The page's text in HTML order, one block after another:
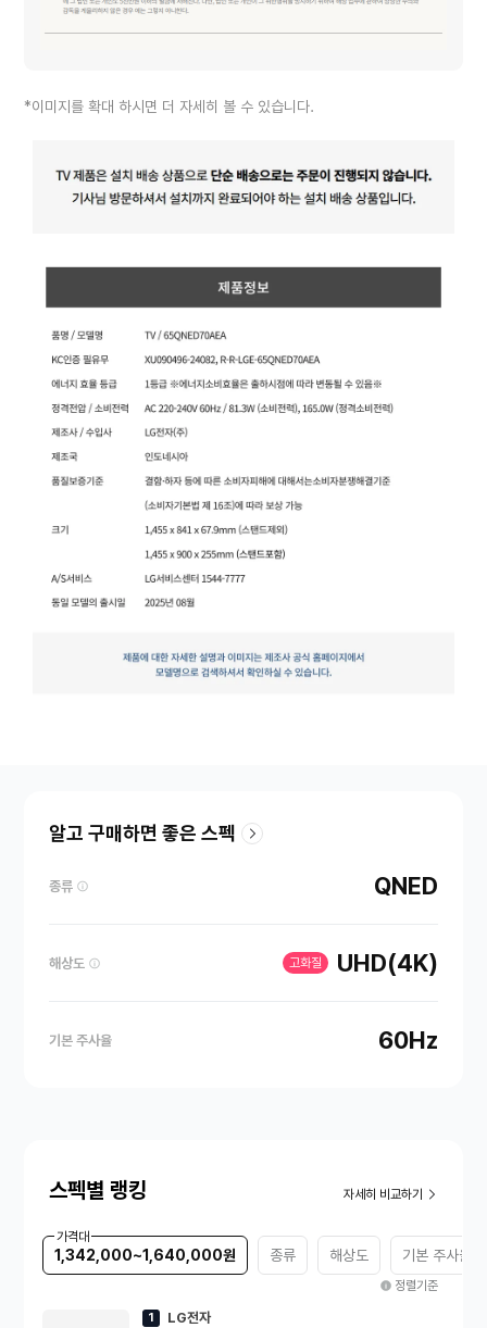
*이미지를 확대 하시면 더 자세히 볼 수 있습니다.
알고 구매하면 좋은 스펙
종류 QNED
해상도 고화질 UHD(4K)
기본 주사율 60Hz
스펙별 랭킹 자세히 비교하기
가격대
1,342,000~1,640,000원 종류 해상도 기본 주사율
정렬기준
1 LG전자